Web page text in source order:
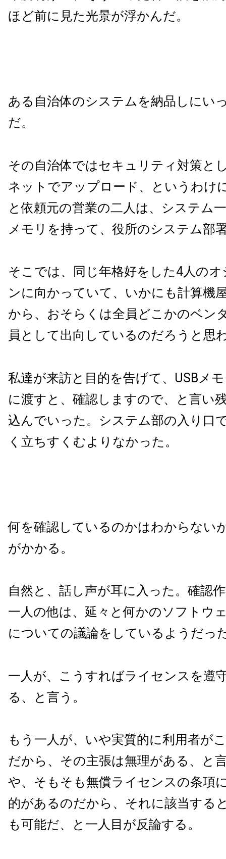
ほど前に見た光景が浮かんだ。
ある自治体のシステムを納品しにい
だ。
その自治体ではセキュリティ対策と
ネットでアップロード、というわけ
と依頼元の営業の二人は、システム
メモリを持って、役所のシステム部
そこでは、同じ年格好をした4人の
ンに向かっていて、いかにも計算機
から、おそらくは全員どこかのベン
員として出向しているのだろうと思
私達が来訪と目的を告げて、USBメ
に渡すと、確認しますので、と言い
込んでいった。システム部の入り口
く立ちすくむよりなかった。
何を確認しているのかはわからない
がかかる。
自然と、話し声が耳に入った。確認
一人の他は、延々と何かのソフトウ
についての議論をしているようだっ
一人が、こうすればライセンスを遵
る、と言う。
もう一人が、いや実質的に利用者が
だから、その主張は無理がある、と
や、そもそも無償ライセンスの条項
的があるのだから、それに該当する
も可能だ、と一人目が反論する。